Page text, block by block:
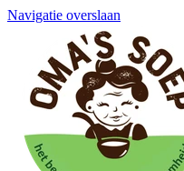
Navigatie overslaan